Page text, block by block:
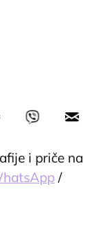
i priče na
/